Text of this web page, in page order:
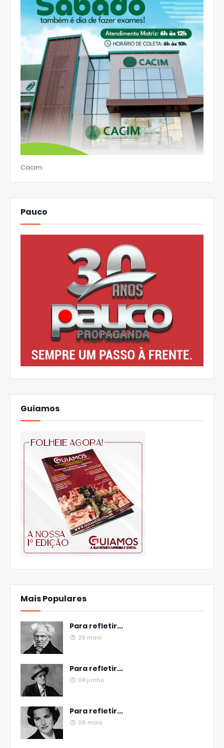
Cacim
Pauco
Guiamos
Mais Populares
Para refletir...
29 maio
Para refletir...
08 junho
Para refletir...
06 maio